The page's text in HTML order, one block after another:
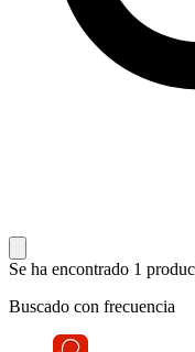
Se ha encontrado 1
Buscado con frecuencia